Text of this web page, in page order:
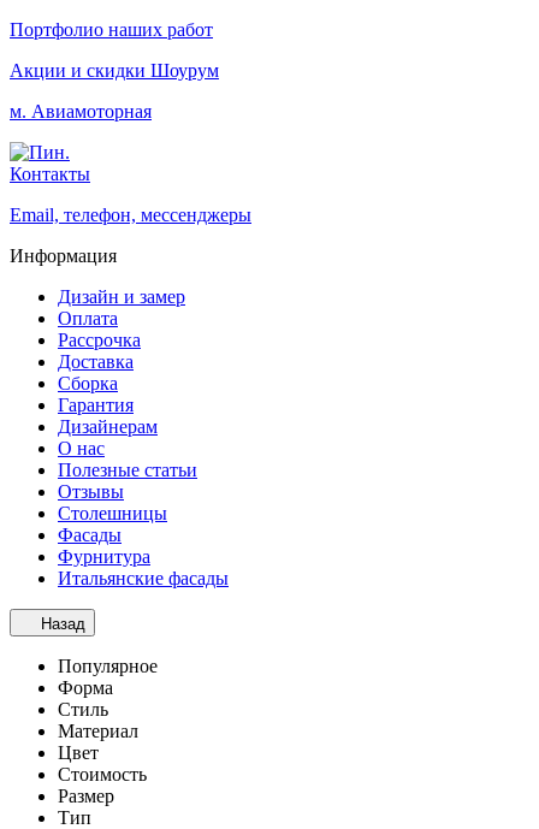
Портфолио наших работ
Акции и скидки Шоурум
м. Авиамоторная
Контакты
Email, телефон, мессенджеры
Информация
Дизайн и замер
Оплата
Рассрочка
Доставка
Сборка
Гарантия
Дизайнерам
О нас
Полезные статьи
Отзывы
Столешницы
Фасады
Фурнитура
Итальянские фасады
Назад
Популярное
Форма
Стиль
Материал
Цвет
Стоимость
Размер
Тип